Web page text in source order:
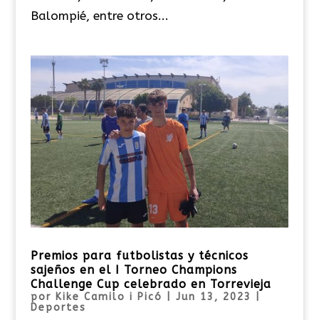
Balompié, entre otros...
Premios para futbolistas y técnicos
sajeños en el I Torneo Champions
Challenge Cup celebrado en Torrevieja
por Kike Camilo i Picó Jun 13, 2023
Deportes